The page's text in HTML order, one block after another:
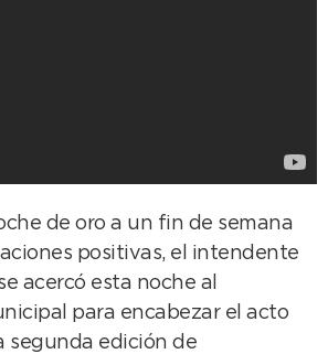
de oro a un fin de semana
positivas, el intendente
acercó esta noche al
para encabezar el acto
segunda edición de